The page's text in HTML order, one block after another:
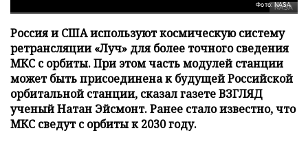
Фото: NASA
Россия и США используют космическую систему
ретрансляции «Луч» для более точного сведения
МКС с орбиты. При этом часть модулей станции
может быть присоединена к будущей Российской
орбитальной станции, сказал газете ВЗГЛЯД
ученый Натан Эйсмонт. Ранее стало известно, что
МКС сведут с орбиты к 2030 году.